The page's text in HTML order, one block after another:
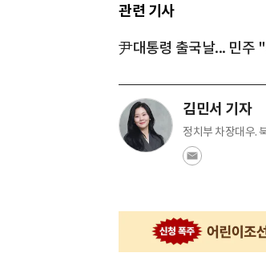
관련 기사
尹대통령 출국날... 민주
김민서 기자
정치부 차장대우.